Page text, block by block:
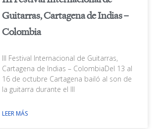
Guitarras, Cartagena de Indias –
Colombia
III Festival Internacional de Guitarras,
Cartagena de Indias – ColombiaDel 13 al
16 de octubre Cartagena bailó al son de
la guitarra durante el III
LEER MÁS